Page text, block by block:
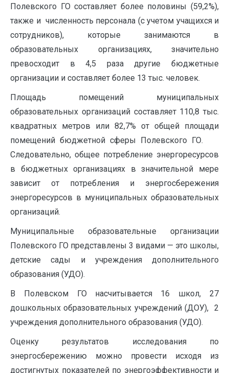
Полевского ГО составляет более половины (59,2%),
также и численность персонала (с учетом учащихся и
сотрудников), которые занимаются в
образовательных организациях, значительно
превосходит в 4,5 раза другие бюджетные
организации и составляет более 13 тыс. человек.
Площадь помещений муниципальных
образовательных организаций составляет 110,8 тыс.
квадратных метров или 82,7% от общей площади
помещений бюджетной сферы Полевского ГО.
Следовательно, общее потребление энергоресурсов
в бюджетных организациях в значительной мере
зависит от потребления и энергосбережения
энергоресурсов в муниципальных образовательных
организаций.
Муниципальные образовательные организации
Полевского ГО представлены 3 видами — это школы,
детские сады и учреждения дополнительного
образования (УДО).
В Полевском ГО насчитывается 16 школ, 27
дошкольных образовательных учреждений (ДОУ), 2
учреждения дополнительного образования (УДО).
Оценку результатов исследования по
энергосбережению можно провести исходя из
достигнутых показателей по энергоэффективности и